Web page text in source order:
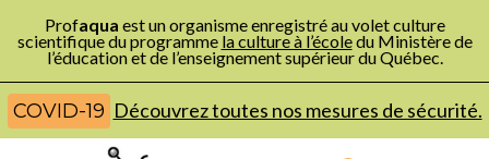
Profaqua est un organisme enregistré au volet culture
scientifique du programme la culture à l’écoledu Ministère de
l’éducation et de l’enseignement supérieur du Québec.
COVID-19 Découvrez toutes nos mesures de sécurité.